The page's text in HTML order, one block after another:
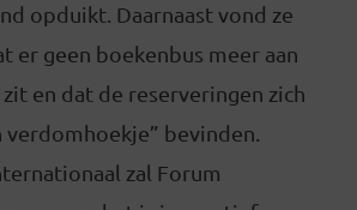
opduikt. Daarnaast vond ze
er geen boekenbus meer aan
en dat de reserveringen zich
verdomhoekje” bevinden.
zal Forum